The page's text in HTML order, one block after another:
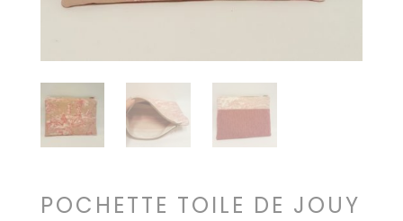
POCHETTE TOILE DE JOUY